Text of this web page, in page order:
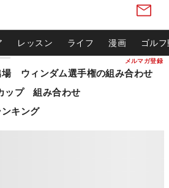
メルマガ登録
レッスン ライフ 漫画 ゴル
場 ウィンダム選手権の組み合わせ
ップ 組み合わせ
キング